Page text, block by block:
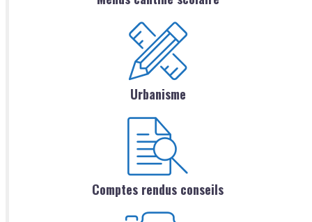
Urbanisme
Comptes rendus conseils